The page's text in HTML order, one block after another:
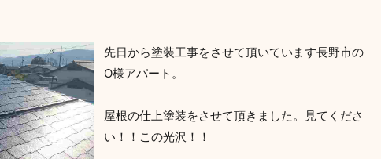
先日から塗装工事をさせて頂いています長野市の
O様アパート。
屋根の仕上塗装をさせて頂きました。見てくださ
い！！この光沢！！